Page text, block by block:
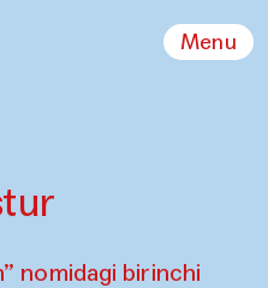
Menu
nomidagi birinchi